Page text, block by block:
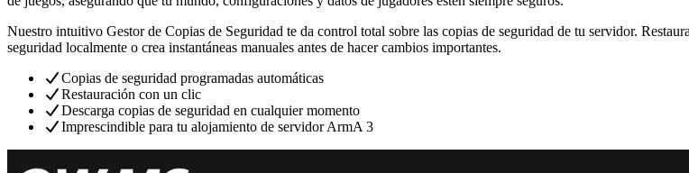
Nuestro intuitivo Gestor de Copias de Seguridad te da control total sobre las copias de seguridad de tu servidor.
seguridad localmente o crea instantáneas manuales antes de hacer cambios importantes.
Copias de seguridad programadas automáticas
Restauración con un clic
Descarga copias de seguridad en cualquier momento
Imprescindible para tu alojamiento de servidor ArmA 3